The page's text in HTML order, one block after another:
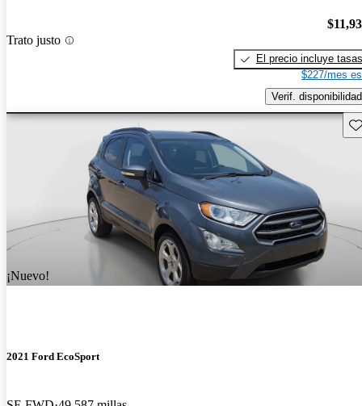
Trato justo
El precio incluye tasas
$227/mes
Verif. disponibilidad
¡Nuevo!
2021 Ford EcoSport